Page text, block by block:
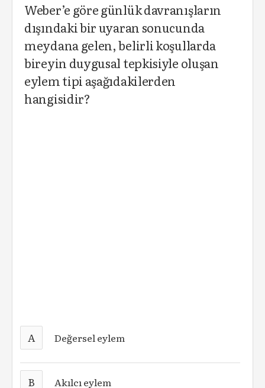
Weber’e göre günlük davranışların
dışındaki bir uyaran sonucunda
meydana gelen, belirli koşullarda
bireyin duygusal tepkisiyle oluşan
eylem tipi aşağıdakilerden
hangisidir?
A Değersel eylem
B Akılcı eylem